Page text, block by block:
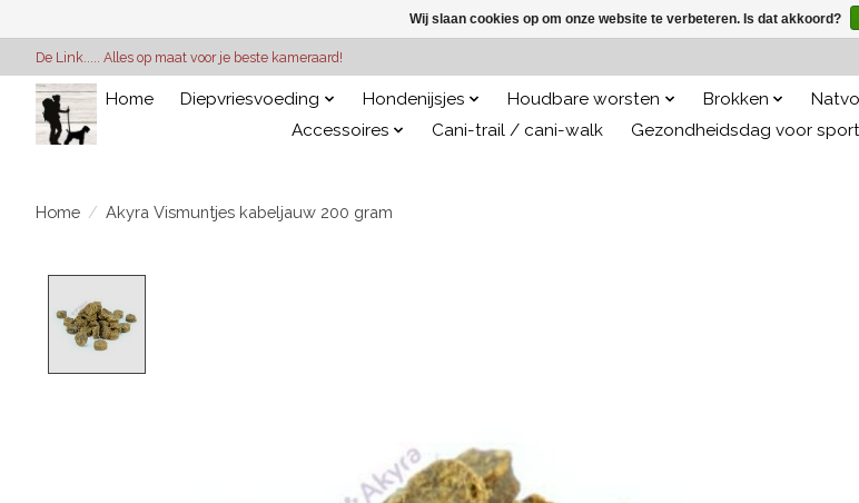
De Link..... Alles op maat voor je beste kameraard!
Home Diepvriesvoeding Hondenijsjes Houdbare worsten Brokken
Accessoires
Cani-trail / cani-walk Gezondheidsdag voor
Home / Akyra Vismuntjes kabeljauw 200 gram
Wij slaan cookies op om onze website te verbeteren. Is dat akkoord?